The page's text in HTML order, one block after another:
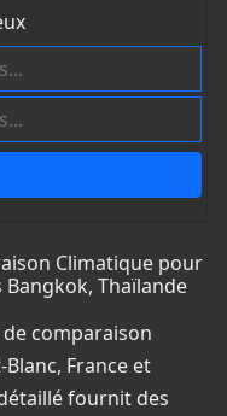
Climatique pour
Bangkok, Thaïlande
comparaison
France et
fournit des